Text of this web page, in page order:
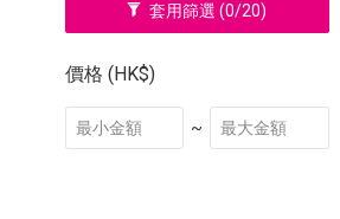
套用篩選(0/20)
價格 (HK$)
~